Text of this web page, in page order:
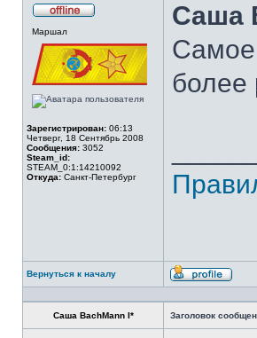
сети
Маршал
Зарегистрирован: 06:13
Четверг, 18 Сентябрь 2008
Сообщения: 3052
Steam_id:
STEAM_0:1:14210092
Откуда: Санкт-Петербург
Саша
более
Вернуться к началу
Саша BachMann I* Заголовок